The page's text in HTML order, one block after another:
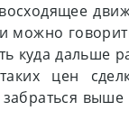
можно
куда дальше
цен
выше